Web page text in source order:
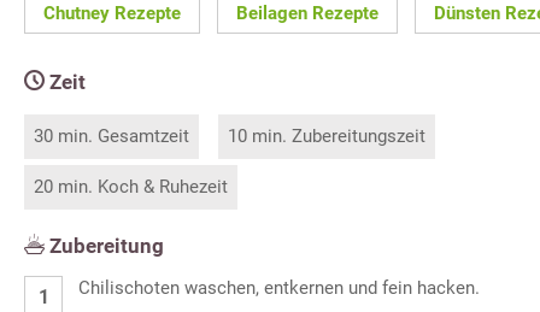
Chutney Rezepte Beilagen Rezepte Dünsten
Zeit
30 min. Gesamtzeit 10 min. Zubereitungszeit
20 min. Koch & Ruhezeit
Zubereitung
Chilischoten waschen, entkernen und fein hacken.